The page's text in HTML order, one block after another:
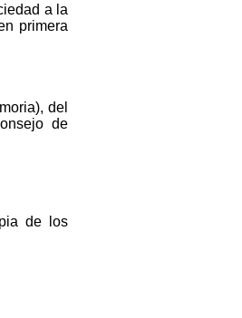
a la
primera
del
de
de los